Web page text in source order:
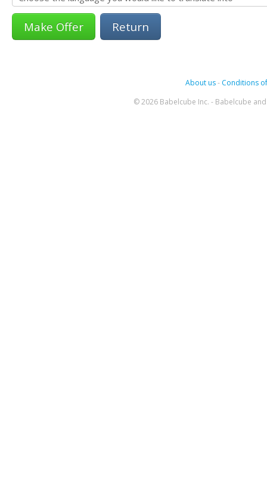
Return
About us- Conditions
© 2026 Babelcube Inc. - Babelcube